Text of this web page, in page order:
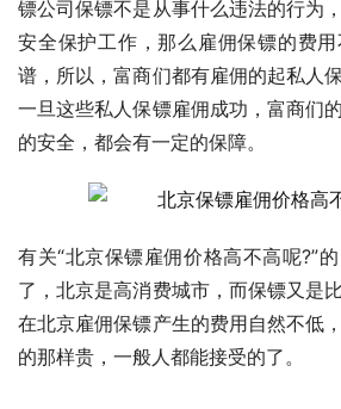
镖公司保镖不是从事什么违法的行为
安全保护工作，那么雇佣保镖的费
谱，所以，富商们都有雇佣的起私人
一旦这些私人保镖雇佣成功，富商们
的安全，都会有一定的保障。
有关“北京保镖雇佣价格高不高呢?”
了，北京是高消费城市，而保镖又是
在北京雇佣保镖产生的费用自然不低
的那样贵，一般人都能接受的了。